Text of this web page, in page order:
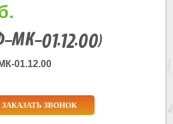
01.12.00)
01.12.00
ЗАКАЗАТЬ ЗВОНОК